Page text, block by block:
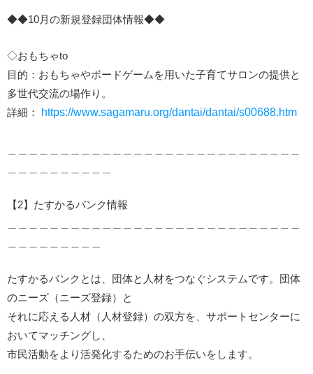
◆◆10月の新規登録団体情報◆◆
◇おもちゃto
目的：おもちゃやボードゲームを用いた子育てサロンの提供と
多世代交流の場作り。
詳細：
https://www.sagamaru.org/dantai/dantai/s00688.htm
【2】たすかるバンク情報
たすかるバンクとは、団体と人材をつなぐシステムです。団体
のニーズ（ニーズ登録）と
それに応える人材（人材登録）の双方を、サポートセンターに
おいてマッチングし、
市民活動をより活発化するためのお手伝いをします。